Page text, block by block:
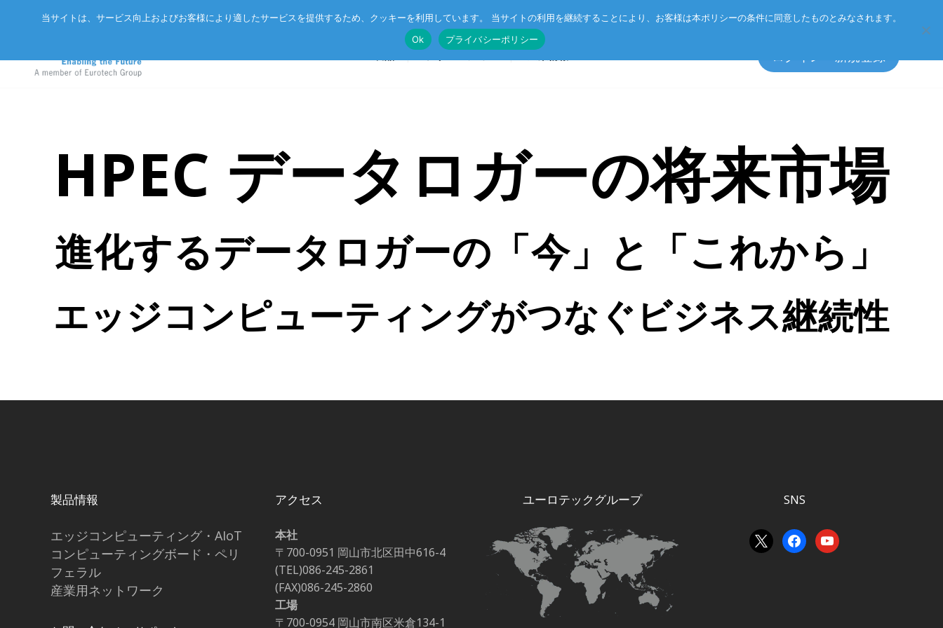
Eurotechグループ お客様サポート お問い合わせ
ログイン・新規登録
サーバー
エッジAIコンピュータ
エッジIoTゲートウェイ
LoRaWAN®対応IoTノード
インテリジェントセンサ
EtherCAT®
ARCNET
イーサネットスイッチ
System on Module (SoM)
CompactPCIボード
マザーボード
I/Oボード
キャリアボード
エッジソフトウェア
アクセサリ
受託開発
企業向けAI
産業用ネットワーク
ラピッドプロトタイピング
アドバネットについて
アクセス
リクルート
ニュース 総合カタログのダウンロード マネジメント方針
CSR
HPEC データロガーの将来市場
進化するデータロガーの「今」と「これから」
エッジコンピューティングがつなぐビジネス継続性
製品情報
エッジコンピューティング・AIoT
コンピューティングボード・ペリ
フェラル
産業用ネットワーク
アクセス
本社
〒700-0951 岡山市北区田中616-4
(TEL)086-245-2861
(FAX)086-245-2860
工場
〒700-0954 岡山市南区米倉134-1
ユーロテックグループ SNS
x facebook
youtube
当サイトは、サービス向上およびお客様により適したサービスを提供するため、クッキーを利用しています。 当サイトの利用を継続することにより、お客様は本ポリシーの条件に同意したものとみなされます。
Ok
プライバシーポリシー